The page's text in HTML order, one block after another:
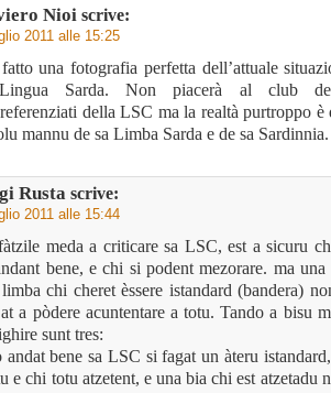
Nioi scrive:
2011 alle 15:25
una fotografia perfetta dell’attuale
Sarda. Non piacerà al club
della LSC ma la realtà purtroppo è
mannu de sa Limba Sarda e de sa Sardinnia.
Rusta scrive:
2011 alle 15:44
meda a criticare sa LSC, est a sicuru
bene, e chi si podent mezorare. ma una
chi cheret èssere istandard (bandera)
a pòdere acuntentare a totu. Tando a bisu
sunt tres:
andat bene sa LSC si fagat un àteru
e chi totu atzetent, e una bia chi est atzetadu